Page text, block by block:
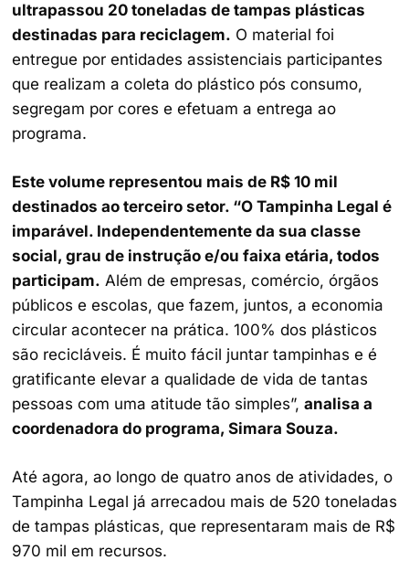
ultrapassou 20 toneladas de tampas plásticas
destinadas para reciclagem. O material foi
entregue por entidades assistenciais participantes
que realizam a coleta do plástico pós consumo,
segregam por cores e efetuam a entrega ao
programa.
Este volume representou mais de R$ 10 mil
destinados ao terceiro setor. “O Tampinha Legal é
imparável. Independentemente da sua classe
social, grau de instrução e/ou faixa etária, todos
participam. Além de empresas, comércio, órgãos
públicos e escolas, que fazem, juntos, a economia
circular acontecer na prática. 100% dos plásticos
são recicláveis. É muito fácil juntar tampinhas e é
gratificante elevar a qualidade de vida de tantas
pessoas com uma atitude tão simples”, analisa a
coordenadora do programa, Simara Souza.
Até agora, ao longo de quatro anos de atividades, o
Tampinha Legal já arrecadou mais de 520 toneladas
de tampas plásticas, que representaram mais de R$
970 mil em recursos.